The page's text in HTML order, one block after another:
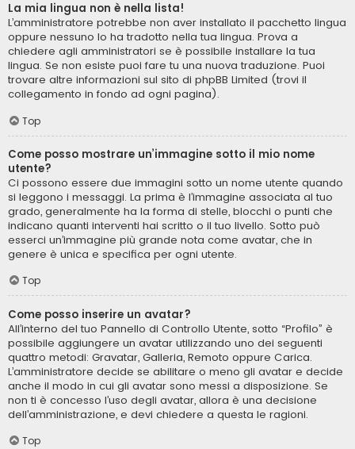
La mia lingua non è nella lista!
L’amministratore potrebbe non aver installato il pacchetto lingua
oppure nessuno lo ha tradotto nella tua lingua. Prova a
chiedere agli amministratori se è possibile installare la tua
lingua. Se non esiste puoi fare tu una nuova traduzione. Puoi
trovare altre informazioni sul sito di phpBB Limited (trovi il
collegamento in fondo ad ogni pagina).
Top
Come posso mostrare un’immagine sotto il mio nome
utente?
Ci possono essere due immagini sotto un nome utente quando
si leggono i messaggi. La prima è l’immagine associata al tuo
grado, generalmente ha la forma di stelle, blocchi o punti che
indicano quanti interventi hai scritto o il tuo livello. Sotto può
esserci un’immagine più grande nota come avatar, che in
genere è unica e specifica per ogni utente.
Top
Come posso inserire un avatar?
All’interno del tuo Pannello di Controllo Utente, sotto “Profilo” è
possibile aggiungere un avatar utilizzando uno dei seguenti
quattro metodi: Gravatar, Galleria, Remoto oppure Carica.
L’amministratore decide se abilitare o meno gli avatar e decide
anche il modo in cui gli avatar sono messi a disposizione. Se
non ti è concesso l’uso degli avatar, allora è una decisione
dell’amministrazione, e devi chiedere a questa le ragioni.
Top